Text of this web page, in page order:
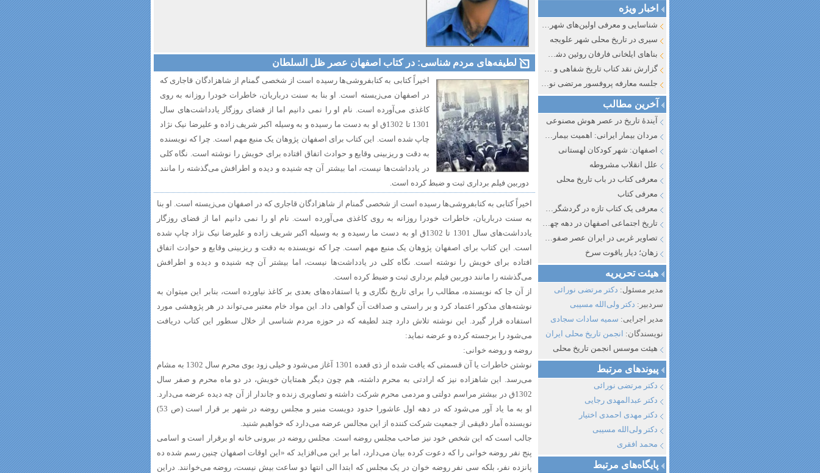
اخبار ویژه
شناسایی و معرفی اولین‌های شهر مشهد
سیری در تاریخ محلی شهر علویجه
بناهای ایلخانی فارفان روئین دشت اصفهان
گزارش نقد کتاب تاریخ شفاهی و جایگاه آن در تاریخ نگاری معاصر ایران ۱۳۸۵-۱۳۵۸
جلسه معارفه پروفسور مرتضی نورائی در دپارتمان شرق‌شناسی دانشگاه صوفیا، بلغارستان
آخرین مطالب
آیندهٔ تاریخ در عصر هوش مصنوعی
مردان بیمار ایرانی: اهمیت بیماری به عنوان عاملی در تفسیر تاریخ سیاسی ایران جدید
اصفهان: شهر کودکان لهستانی
علل انقلاب مشروطه
معرفی کتاب در باب تاریخ محلی
معرفی کتاب
معرفی یک کتاب تازه در گردشگری اصفهان
تاریخ اجتماعی اصفهان در دهه چهل و پنجاه از نگاه طنز نوروز جمشاد
تصاویر غربی در ایران عصر صفوی و قاجار
زهان؛ دیار یاقوت سرخ
هیئت تحریریه
مدیر مسئول: دکتر مرتضی نورائی
سردبیر: دکتر ولی‌الله مسیبی
مدیر اجرایی: سمیه سادات سجادی
نویسندگان: انجمن تاریخ محلی ایران
هیئت موسس انجمن تاریخ محلی
پیوند‌های مرتبط
دکتر مرتضی نورائی
دکتر عبدالمهدی رجایی
دکتر مهدی احمدی اختیار
دکتر ولی‌الله مسیبی
محمد افقری
پایگاه‌های مرتبط
لطیفه‌های مردم شناسی: در کتاب اصفهان عصر ظل السلطان
اخیراً کتابی به کتابفروشی‌ها رسیده است از شخصی گمنام از شاهزادگان قاجاری که
در اصفهان می‌زیسته است. او بنا به سنت درباریان، خاطرات خودرا روزانه به روی
کاغذی می‌آورده است. نام او را نمی دانیم اما از قضای روزگار یادداشت‌های سال
1301 تا 1302ق او به دست ما رسیده و به وسیله اکبر شریف زاده و علیرضا نیک نژاد
چاپ شده است. این کتاب برای اصفهان پژوهان یک منبع مهم است. چرا که نویسنده
به دقت و ریزبینی وقایع و حوادث اتفاق افتاده برای خویش را نوشته است. نگاه کلی
در یادداشت‌ها نیست، اما بیشتر آن چه شنیده و دیده و اطرافش می‌گذشته را مانند
دوربین فیلم برداری ثبت و ضبط کرده است.
اخیراً کتابی به کتابفروشی‌ها رسیده است از شخصی گمنام از شاهزادگان قاجاری که در اصفهان می‌زیسته است. او بنا
به سنت درباریان، خاطرات خودرا روزانه به روی کاغذی می‌آورده است. نام او را نمی دانیم اما از قضای روزگار
یادداشت‌های سال 1301 تا 1302ق او به دست ما رسیده و به وسیله اکبر شریف زاده و علیرضا نیک نژاد چاپ شده
است. این کتاب برای اصفهان پژوهان یک منبع مهم است. چرا که نویسنده به دقت و ریزبینی وقایع و حوادث اتفاق
افتاده برای خویش را نوشته است. نگاه کلی در یادداشت‌ها نیست، اما بیشتر آن چه شنیده و دیده و اطرافش
می‌گذشته را مانند دوربین فیلم برداری ثبت و ضبط کرده است.
از آن جا که نویسنده، مطالب را برای تاریخ نگاری و یا استفاده‌های بعدی بر کاغذ نیاورده است، بنابر این میتوان به
نوشته‌های مذکور اعتماد کرد و بر راستی و صداقت آن گواهی داد. این مواد خام معتبر می‌تواند در هر پژوهشی مورد
استفاده قرار گیرد. این نوشته تلاش دارد چند لطیفه که در حوزه مردم شناسی از خلال سطور این کتاب دریافت
می‌شود را برجسته کرده و عرضه نماید:
روضه و روضه خوانی:
نوشتن خاطرات یا آن قسمتی که یافت شده از ذی قعده 1301 آغاز می‌شود و خیلی زود بوی محرم سال 1302 به مشام
می‌رسد. این شاهزاده نیز که ارادتی به محرم داشته، هم چون دیگر همتایان خویش، در دو ماه محرم و صفر سال
1302ق در بیشتر مراسم دولتی و مردمی محرم شرکت داشته و تصاویری زنده و جاندار از آن چه دیده عرضه می‌دارد.
او به ما یاد آور می‌شود که در دهه اول عاشورا حدود دویست منبر و مجلس روضه در شهر بر قرار است (ص 53)
نویسنده آمار دقیقی از جمعیت شرکت کننده از این مجالس عرضه می‌دارد که خواهیم شنید.
جالب است که این شخص خود نیز صاحب مجلس روضه است. مجلس روضه در بیرونی خانه او برقرار است و اسامی
پنج نفر روضه خوانی را که دعوت کرده بیان می‌دارد، اما بر این می‌افزاید که «این اوقات اصفهان چنین رسم شده ده
پانزده نفر، بلکه سی نفر روضه خوان در یک مجلس که ابتدا الی انتها دو ساعت بیش نیست، روضه می‌خوانند. دراین